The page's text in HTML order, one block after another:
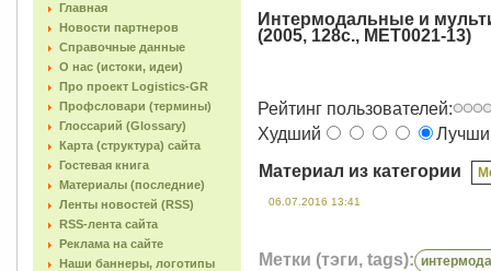
Главная
Новости партнеров
Справочные данные
О нас (истоки, идеи)
Про проект Logistics-GR
Профсловари (термины)
Глоссарий (Glossary)
Карта (структура) сайта
Гостевая книга
Материалы (последние)
Ленты новостей (RSS)
RSS-лента сайта
Реклама на сайте
Наши баннеры, логотипы
Интермодальные и
(2005, 128с., MET0021-13)
Рейтинг пользователей:
Худший
Материал из категории
06.07.2016 13:41
Метки (тэги, tags):